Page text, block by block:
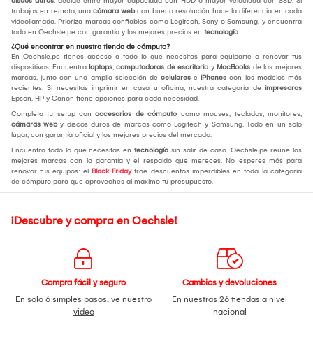
trabajas en remoto, una cámara webcon buena resolución hace la diferencia en cada
videollamada. Prioriza marcas confiables como Logitech, Sony o Samsung, y encuentra
todo en Oechsle.pe con garantía y los mejores precios en tecnología.
¿Qué encontrar en nuestra tienda de cómputo?
En Oechsle.pe tienes acceso a todo lo que necesitas para equiparte o renovar tus
dispositivos. Encuentra laptops, computadoras de escritorio y MacBooks de las mejores
marcas, junto con una amplia selección de celulares e iPhones con los modelos más
recientes. Si necesitas imprimir en casa u oficina, nuestra categoría de impresoras
Epson, HP y Canon tiene opciones para cada necesidad.
Completa tu setup con accesorios de cómputo como mouses, teclados, monitores,
cámaras weby discos duros de marcas como Logitech y Samsung. Todo en un solo
lugar, con garantía oficial y los mejores precios del mercado.
Encuentra todo lo que necesitas en tecnología sin salir de casa. Oechsle.pe reúne las
mejores marcas con la garantía y el respaldo que mereces. No esperes más para
renovar tus equipos: el Black Fridaytrae descuentos imperdibles en toda la categoría
de cómputo para que aproveches al máximo tu presupuesto.
¡Descubre y compra en Oechsle!
Compra fácil y seguro
En solo 6 simples pasos, ve nuestro
video
Cambios y devoluciones
En nuestras 26 tiendas a nivel
nacional